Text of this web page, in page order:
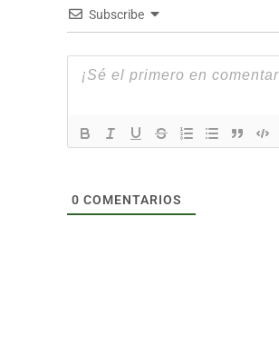
Subscribe
0 COMENTARIOS